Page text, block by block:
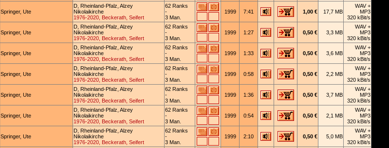
Springer, Ute
D, Rheinland-Pfalz, Alzey
Nikolaikirche
1976-2020, Beckerath, Seifert
62 Ranks
-
3 Man.
1999 7:41 1,00 € 17,7 MB
WAV +
MP3
320 kBit/s
Springer, Ute
D, Rheinland-Pfalz, Alzey
Nikolaikirche
1976-2020, Beckerath, Seifert
62 Ranks
-
3 Man.
1999 1:27 0,50 € 3,3 MB
WAV +
MP3
320 kBit/s
Springer, Ute
D, Rheinland-Pfalz, Alzey
Nikolaikirche
1976-2020, Beckerath, Seifert
62 Ranks
-
3 Man.
1999 1:33 0,50 € 3,6 MB
WAV +
MP3
320 kBit/s
Springer, Ute
D, Rheinland-Pfalz, Alzey
Nikolaikirche
1976-2020, Beckerath, Seifert
62 Ranks
-
3 Man.
1999 0:58 0,50 € 2,2 MB
WAV +
MP3
320 kBit/s
Springer, Ute
D, Rheinland-Pfalz, Alzey
Nikolaikirche
1976-2020, Beckerath, Seifert
62 Ranks
-
3 Man.
1999 1:36 0,50 € 3,7 MB
WAV +
MP3
320 kBit/s
Springer, Ute
D, Rheinland-Pfalz, Alzey
Nikolaikirche
1976-2020, Beckerath, Seifert
62 Ranks
-
3 Man.
1999 0:54 0,50 € 2,1 MB
WAV +
MP3
320 kBit/s
Springer, Ute
D, Rheinland-Pfalz, Alzey
Nikolaikirche
1976-2020, Beckerath, Seifert
62 Ranks
-
3 Man.
1999 2:10 0,50 € 5,0 MB
WAV +
MP3
320 kBit/s